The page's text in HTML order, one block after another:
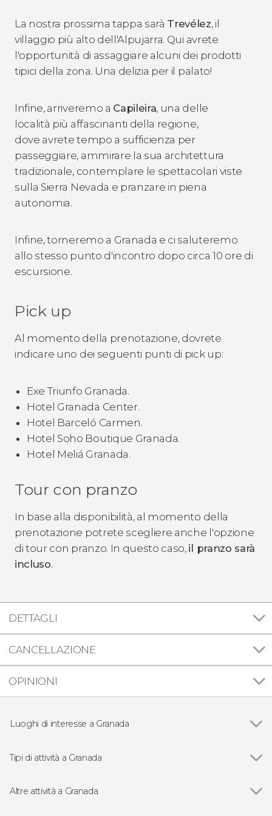
La nostra prossima tappa sarà Trevélez, il
villaggio più alto dell'Alpujarra. Qui avrete
l'opportunità di assaggiare alcuni dei prodotti
tipici della zona. Una delizia per il palato!
Infine, arriveremo a Capileira, una delle
località più affascinanti della regione,
dove avrete tempo a sufficienza per
passeggiare, ammirare la sua architettura
tradizionale, contemplare le spettacolari viste
sulla Sierra Nevada e pranzare in piena
autonomia.
Infine, torneremo a Granada e ci saluteremo
allo stesso punto d'incontro dopo circa 10 ore di
escursione.
Pick up
Al momento della prenotazione, dovrete
indicare uno dei seguenti punti di pick up:
Exe Triunfo Granada.
Hotel Granada Center.
Hotel Barceló Carmen.
Hotel Soho Boutique Granada.
Hotel Meliá Granada.
Tour con pranzo
In base alla disponibilità, al momento della
prenotazione potrete scegliere anche l'opzione
di tour con pranzo. In questo caso, il pranzo sarà
incluso.
DETTAGLI
CANCELLAZIONE
OPINIONI
Luoghi di interesse a Granada
Albaicín
Cappella reale di Granada
Tipi di attività a Granada
Free tour di Granada
Altre attività a Granada